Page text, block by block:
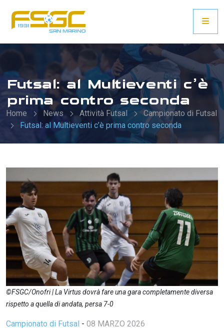
Futsal: al Multieventi c’è
prima contro seconda
Home News Attività Futsal
Campionato di Futsal
Futsal: al Multieventi c’è prima contro seconda
©FSGC/Onofri | La Virtus dovrà fare una gara completamente diversa
rispetto a quella di andata, persa 7-0
Campionato di Futsal - 08 MARZO 2026